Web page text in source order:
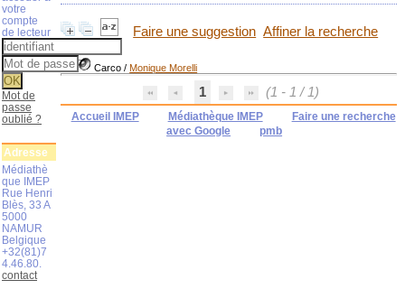
Faire une suggestion Affiner la recherche
Carco /Monique Morelli
1 (1 - 1 / 1)
Accueil IMEP Médiathèque IMEP
Faire une recherche
avec Google
pmb
votre
compte
de lecteur
Mot de
passe
oublié ?
Adresse
Médiathè
que IMEP
Rue Henri
Blès, 33 A
5000
NAMUR
Belgique
+32(81)7
4.46.80.
contact